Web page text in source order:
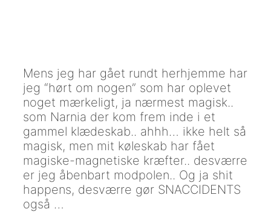
Mens jeg har gået rundt herhjemme har
jeg “hørt om nogen” som har oplevet
noget mærkeligt, ja nærmest magisk..
som Narnia der kom frem inde i et
gammel klædeskab.. ahhh… ikke helt så
magisk, men mit køleskab har fået
magiske-magnetiske kræfter.. desværre
er jeg åbenbart modpolen.. Og ja shit
happens, desværre gør SNACCIDENTS
også …